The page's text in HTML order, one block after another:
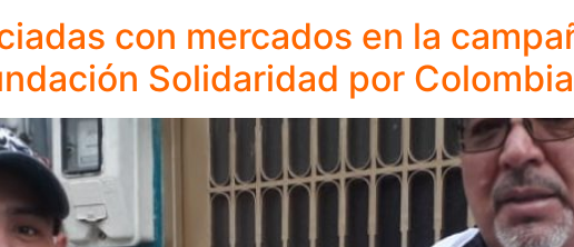
con mercados en la
Solidaridad por